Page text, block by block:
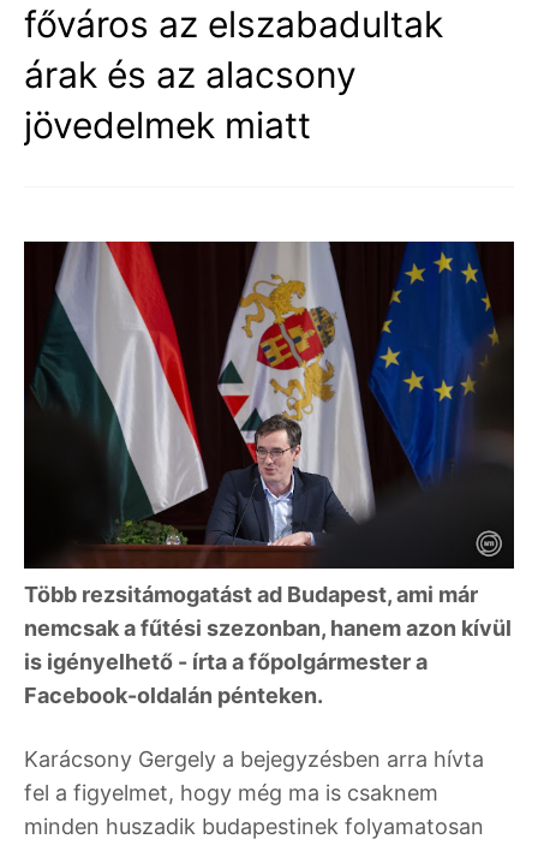
főváros az elszabadultak
árak és az alacsony
jövedelmek miatt
Több rezsitámogatást ad Budapest, ami már
nemcsak a fűtési szezonban, hanem azon kívül
is igényelhető - írta a főpolgármester a
Facebook-oldalán pénteken.
Karácsony Gergely a bejegyzésben arra hívta
fel a figyelmet, hogy még ma is csaknem
minden huszadik budapestinek folyamatosan